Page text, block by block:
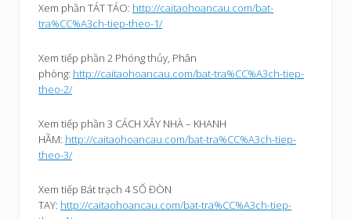
Xem phần TÁT TÁO: http://caitaohoancau.com/bat-
tra%CC%A3ch-tiep-theo-1/
Xem tiếp phần 2 Phóng thủy, Phân
phòng: http://caitaohoancau.com/bat-tra%CC%A3ch-tiep-
theo-2/
Xem tiếp phần 3 CÁCH XÂY NHÀ – KHANH
HẦM: http://caitaohoancau.com/bat-tra%CC%A3ch-tiep-
theo-3/
Xem tiếp Bát trạch 4 SỐ ĐÒN
TAY: http://caitaohoancau.com/bat-tra%CC%A3ch-tiep-